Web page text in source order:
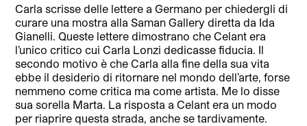
Carla scrisse delle lettere a Germano per chiedergli di
curare una mostra alla Saman Gallery diretta da Ida
Gianelli. Queste lettere dimostrano che Celant era
l’unico critico cui Carla Lonzi dedicasse fiducia. Il
secondo motivo è che Carla alla fine della sua vita
ebbe il desiderio di ritornare nel mondo dell’arte, forse
nemmeno come critica ma come artista. Me lo disse
sua sorella Marta. La risposta a Celant era un modo
per riaprire questa strada, anche se tardivamente.